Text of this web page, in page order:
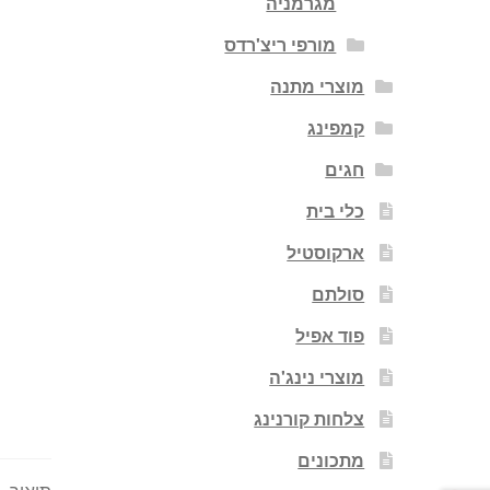
מורפי ריצ'רדס
מוצרי מתנה
קמפינג
חגים
כלי בית
ארקוסטיל
סולתם
פוד אפיל
מוצרי נינג'ה
צלחות קורנינג
מתכונים